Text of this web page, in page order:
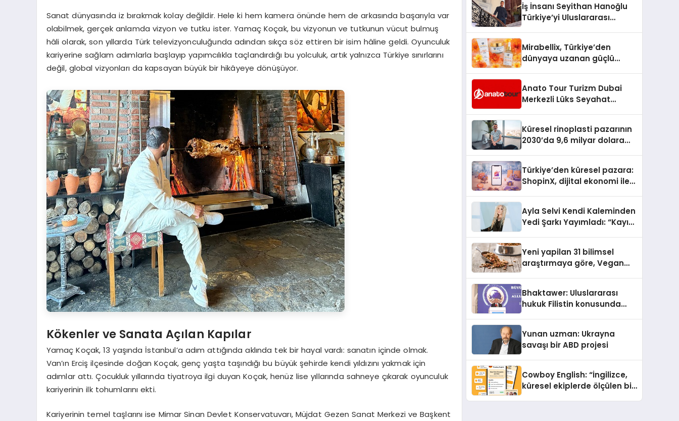
Sanat dünyasında iz bırakmak kolay değildir. Hele ki hem kamera önünde hem de arkasında başarıyla var
olabilmek, gerçek anlamda vizyon ve tutku ister. Yamaç Koçak, bu vizyonun ve tutkunun vücut bulmuş
hâli olarak, son yıllarda Türk televizyonculuğunda adından sıkça söz ettiren bir isim hâline geldi. Oyunculuk
kariyerine sağlam adımlarla başlayıp yapımcılıkla taçlandırdığı bu yolculuk, artık yalnızca Türkiye sınırlarını
değil, global vizyonları da kapsayan büyük bir hikâyeye dönüşüyor.
Kökenler ve Sanata Açılan Kapılar
Yamaç Koçak, 13 yaşında İstanbul’a adım attığında aklında tek bir hayal vardı: sanatın içinde olmak.
Van’ın Erciş ilçesinde doğan Koçak, genç yaşta taşındığı bu büyük şehirde kendi yıldızını yakmak için
adımlar attı. Çocukluk yıllarında tiyatroya ilgi duyan Koçak, henüz lise yıllarında sahneye çıkarak oyunculuk
kariyerinin ilk tohumlarını ekti.
Kariyerinin temel taşlarını ise Mimar Sinan Devlet Konservatuvarı, Müjdat Gezen Sanat Merkezi ve Başkent
İş İnsanı Seyithan Hanoğlu
Türkiye’yi Uluslararası
Mirabellix, Türkiye’den
dünyaya uzanan güçlü
Anato Tour Turizm Dubai
Merkezli Lüks Seyahat
Küresel rinoplasti pazarının
2030’da 9,6 milyar dolara
Türkiye’den küresel pazara:
ShopinX, dijital ekonomi ile
Ayla Selvi Kendi Kaleminden
Yedi Şarkı Yayımladı: “Kayıp
Yeni yapilan 31 bilimsel
araştırmaya göre, Vegan
Sindirildiğini Ortaya Koydu
Bhaktawer: Uluslararası
hukuk Filistin konusunda
Yunan uzman: Ukrayna
savaşı bir ABD projesi
Cowboy English: “İngilizce,
küresel ekiplerde ölçülen bir